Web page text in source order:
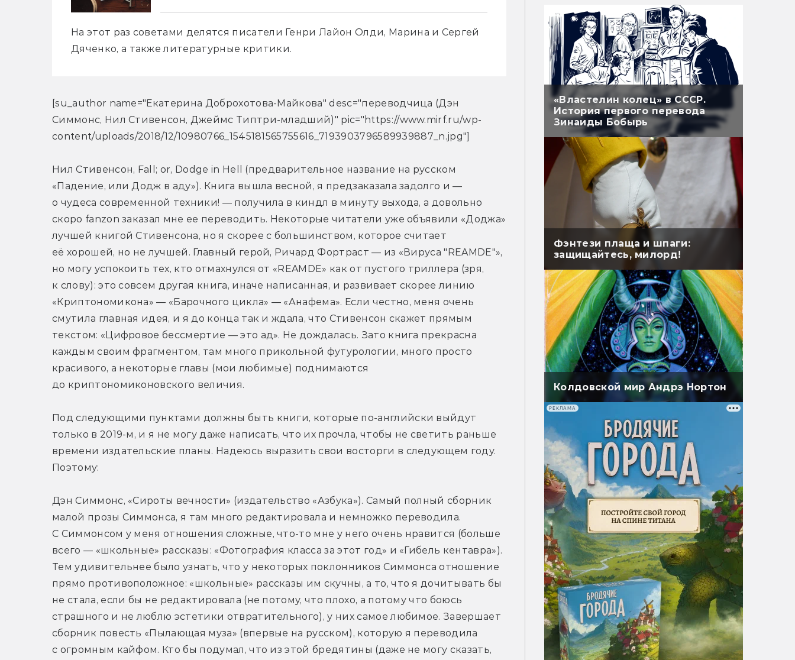
На этот раз советами делятся писатели Генри Лайон Олди, Марина и Сергей
Дяченко, а также литературные критики.
[su_author name="Екатерина Доброхотова-Майкова" desc="переводчица (Дэн
Симмонс, Нил Стивенсон, Джеймс Типтри-младший)" pic="https://www.mirf.ru/wp-
content/uploads/2018/12/10980766_1545181565755616_7193903796589939887_n.jpg"]
Нил Стивенсон, Fall; or, Dodge in Hell (предварительное название на русском
«Падение, или Додж в аду»). Книга вышла весной, я предзаказала задолго и —
о чудеса современной техники! — получила в киндл в минуту выхода, а довольно
скоро fanzon заказал мне ее переводить. Некоторые читатели уже объявили «Доджа»
лучшей книгой Стивенсона, но я скорее с большинством, которое считает
её хорошей, но не лучшей. Главный герой, Ричард Фортраст — из «Вируса "REAMDE"»,
но могу успокоить тех, кто отмахнулся от «REAMDE» как от пустого триллера (зря,
к слову): это совсем другая книга, иначе написанная, и развивает скорее линию
«Криптономикона» — «Барочного цикла» — «Анафема». Если честно, меня очень
смутила главная идея, и я до конца так и ждала, что Стивенсон скажет прямым
текстом: «Цифровое бессмертие — это ад». Не дождалась. Зато книга прекрасна
каждым своим фрагментом, там много прикольной футурологии, много просто
красивого, а некоторые главы (мои любимые) поднимаются
до криптономиконовского величия.
Под следующими пунктами должны быть книги, которые по-английски выйдут
только в 2019-м, и я не могу даже написать, что их прочла, чтобы не светить раньше
времени издательские планы. Надеюсь выразить свои восторги в следующем году.
Поэтому:
Дэн Симмонс, «Сироты вечности» (издательство «Азбука»). Самый полный сборник
малой прозы Симмонса, я там много редактировала и немножко переводила.
С Симмонсом у меня отношения сложные, что-то мне у него очень нравится (больше
всего — «школьные» рассказы: «Фотография класса за этот год» и «Гибель кентавра»).
Тем удивительнее было узнать, что у некоторых поклонников Симмонса отношение
прямо противоположное: «школьные» рассказы им скучны, а то, что я дочитывать бы
не стала, если бы не редактировала (не потому, что плохо, а потому что боюсь
страшного и не люблю эстетики отвратительного), у них самое любимое. Завершает
сборник повесть «Пылающая муза» (впервые на русском), которую я переводила
с огромным кайфом. Кто бы подумал, что из этой бредятины (даже не могу сказать,
«Властелин колец» в СССР.
История первого перевода
Зинаиды Бобырь
Фэнтези плаща и шпаги:
защищайтесь, милорд!
Колдовской мир Андрэ Нортон
РЕКЛАМА